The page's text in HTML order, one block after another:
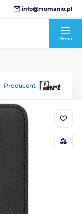
info@momanio.pl
Menu
Producent